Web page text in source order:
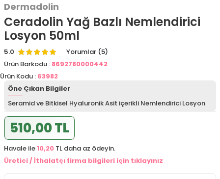
Dermadolin
Ceradolin Yağ Bazlı Nemlendirici
Losyon 50ml
5.0
Yorumlar (5)
Ürün Barkodu : 8692780000442
Ürün Kodu : 63982
Öne Çıkan Bilgiler
Seramid ve Bitkisel Hyaluronik Asit içerikli Nemlendirici Losyon
510,00 TL
Havale ile10,20 TL daha az ödeyin.
Üretici / İthalatçı firma bilgileri için tıklayınız